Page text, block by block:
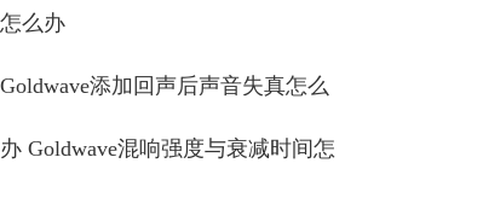
怎么办
Goldwave添加回声后声音失真怎么
办 Goldwave混响强度与衰减时间怎